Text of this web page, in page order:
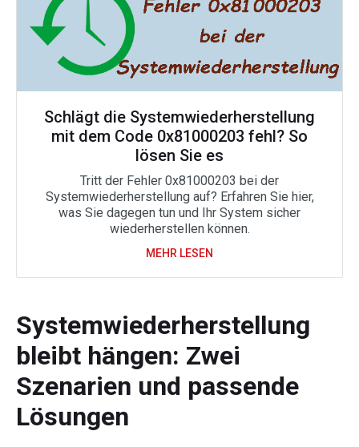
Schlägt die Systemwiederherstellung
mit dem Code 0x81000203 fehl? So
lösen Sie es
Tritt der Fehler 0x81000203 bei der
Systemwiederherstellung auf? Erfahren Sie hier,
was Sie dagegen tun und Ihr System sicher
wiederherstellen können.
MEHR LESEN
Systemwiederherstellung
bleibt hängen: Zwei
Szenarien und passende
Lösungen